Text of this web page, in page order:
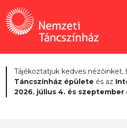
Tájékoztatjuk kedves nézőinket,
Táncszínház épülete és az
2026. július 4. és szeptember